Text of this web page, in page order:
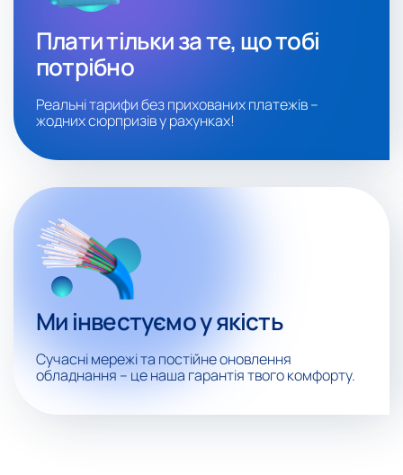
Плати тільки за те, що тобі
потрібно
Реальні тарифи без прихованих платежів –
жодних сюрпризів у рахунках!
Ми інвестуємо у якість
Сучасні мережі та постійне оновлення
обладнання – це наша гарантія твого комфорту.